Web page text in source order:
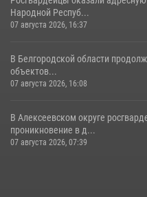
Народной Респуб...
07 августа 2026, 16:37
В Белгородской области
объектов...
07 августа 2026, 16:08
В Алексеевском округе
проникновение в д...
07 августа 2026, 07:39